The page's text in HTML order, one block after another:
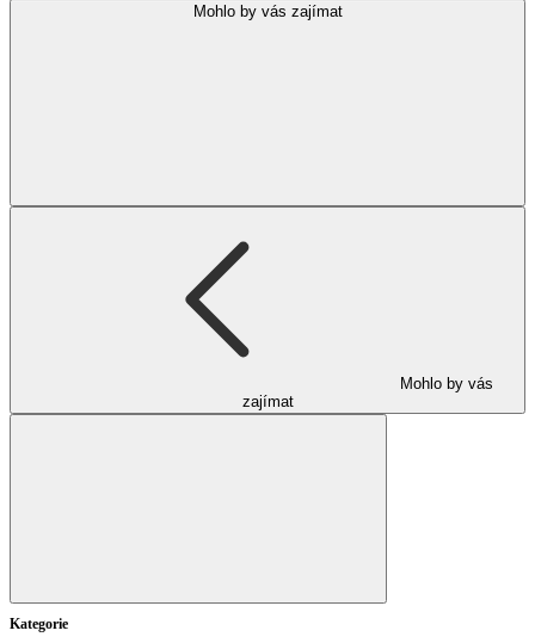
Mohlo by vás zajímat
Mohlo by vás
zajímat
Kategorie